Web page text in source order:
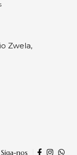
Zwela,
Siga-nos